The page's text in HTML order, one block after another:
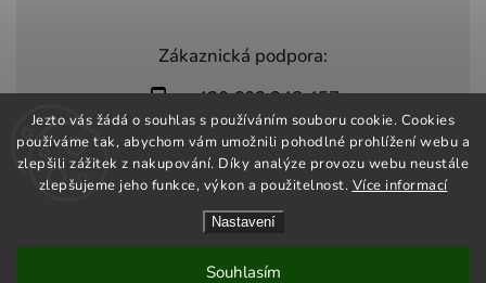
Jezto vás žádá o souhlas s používáním souboru cookie. Cookies
používáme tak, abychom vám umožnili pohodlné prohlížení webu a
zlepšili zážitek z nakupování. Díky analýze provozu webu neustále
zlepšujeme jeho funkce, výkon a použitelnost. Více informací
Nastavení
Souhlasím
Zákaznická podpora:
+420 603 248 457
info@jeztomarket.cz
Shoptet | Design